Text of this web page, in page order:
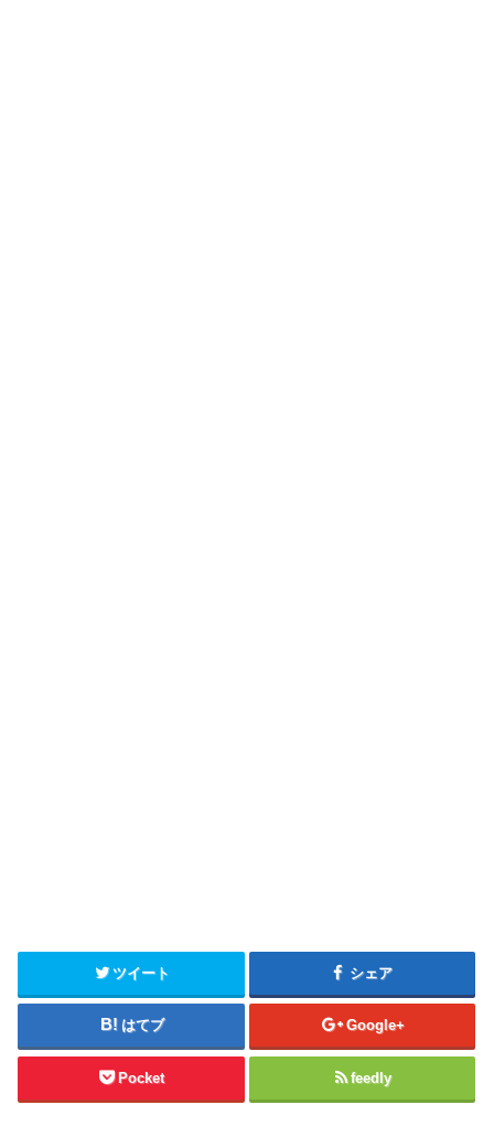
ツイート シェア
はてブ Google+
Pocket feedly